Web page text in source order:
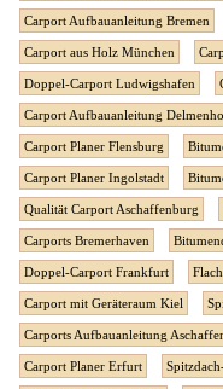
Carport Aufbauanleitung Bremen
Carport aus Holz München
Doppel-Carport Ludwigshafen
Carport Aufbauanleitung
Carport Planer Flensburg
Carport Planer Ingolstadt
Qualität Carport Aschaffenburg
Carports Bremerhaven
Doppel-Carport Frankfurt
Carport mit Geräteraum Kiel
Carports Aufbauanleitung
Carport Planer Erfurt